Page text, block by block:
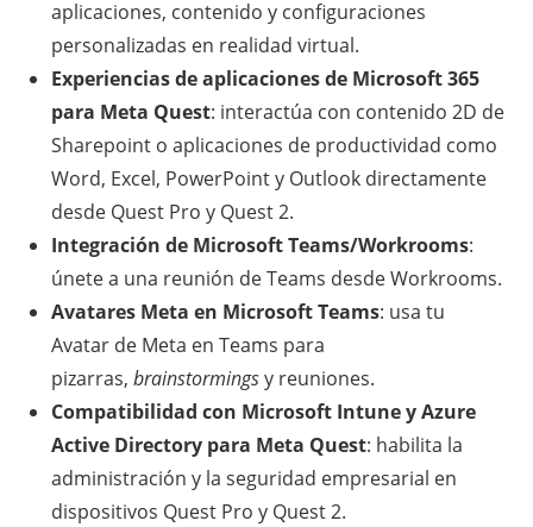
aplicaciones, contenido y configuraciones
personalizadas en realidad virtual.
Experiencias de aplicaciones de Microsoft 365
para Meta Quest: interactúa con contenido 2D de
Sharepoint o aplicaciones de productividad como
Word, Excel, PowerPoint y Outlook directamente
desde Quest Pro y Quest 2.
Integración de Microsoft Teams/Workrooms:
únete a una reunión de Teams desde Workrooms.
Avatares Meta en Microsoft Teams: usa tu
Avatar de Meta en Teams para
pizarras, brainstormingsy reuniones.
Compatibilidad con Microsoft Intune y Azure
Active Directory para Meta Quest: habilita la
administración y la seguridad empresarial en
dispositivos Quest Pro y Quest 2.